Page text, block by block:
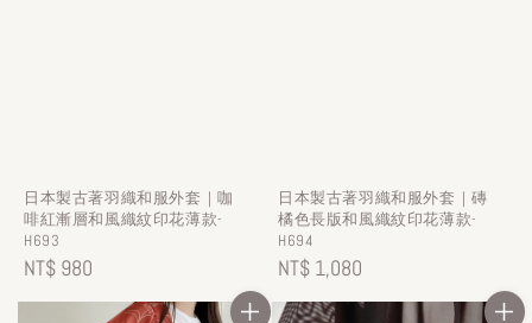
日本製古著羽織和服外套｜咖
啡紅漸層和風織紋印花薄款-
H693
Regular
price
NT$ 980
日本製古著羽織和服外套｜磚
橘色長版和風織紋印花薄款-
H694
Regular
price
NT$ 1,080